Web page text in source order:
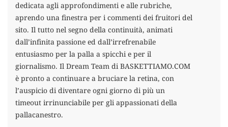
dedicata agli approfondimenti e alle rubriche,
aprendo una finestra per i commenti dei fruitori del
sito. Il tutto nel segno della continuità, animati
dall’infinita passione ed dall’irrefrenabile
entusiasmo per la palla a spicchi e per il
giornalismo. Il Dream Team di BASKETTIAMO.COM
è pronto a continuare a bruciare la retina, con
l’auspicio di diventare ogni giorno di più un
timeout irrinunciabile per gli appassionati della
pallacanestro.